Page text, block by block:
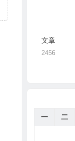
文章
2456
一
二